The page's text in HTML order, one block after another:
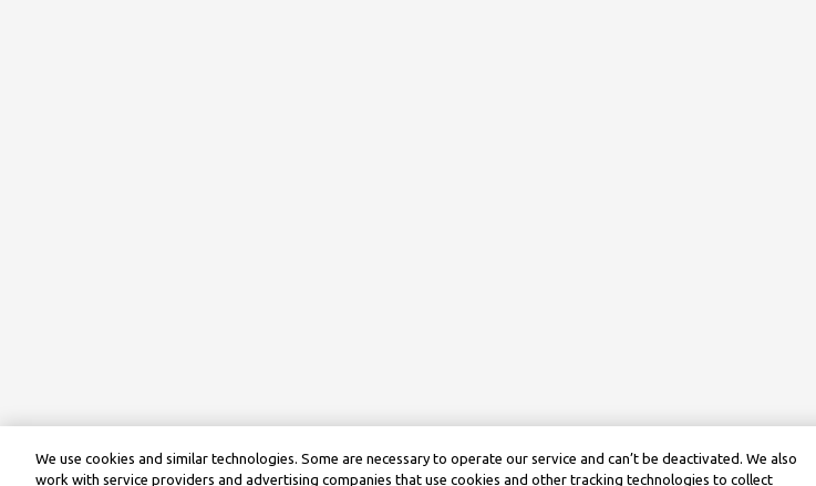
We use cookies and similar technologies. Some are necessary to operate our service and can’t be deactivated. We also
work with service providers and advertising companies that use cookies and other tracking technologies to collect